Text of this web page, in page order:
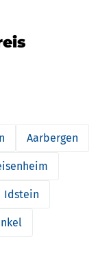
Aarbergen
Idstein